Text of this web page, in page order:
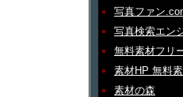
写真ファン
写真検索エン
無料素材フリ
素材HP 無料
素材の森